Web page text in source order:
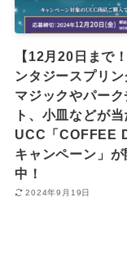
【12月20日まで
ンタジースプリン
マジックやパーク
ト、小皿などが当
UCC「COFFEE
キャンペーン」が
中！
2024年9月19日